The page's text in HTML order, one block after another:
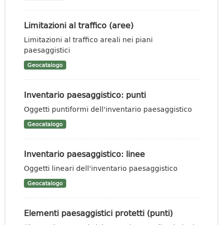
Limitazioni al traffico (aree)
Limitazioni al traffico areali nei piani
paesaggistici
Geocatalogo
Inventario paesaggistico: punti
Oggetti puntiformi dell'inventario paesaggistico
Geocatalogo
Inventario paesaggistico: linee
Oggetti lineari dell'inventario paesaggistico
Geocatalogo
Elementi paesaggistici protetti (punti)